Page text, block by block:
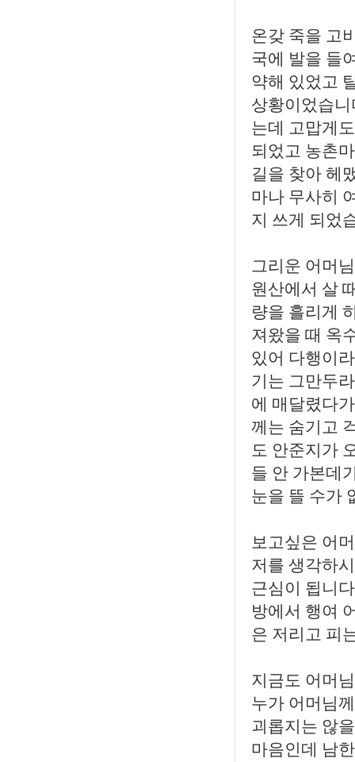
온갖 죽을 고
국에 발을 들
약해 있었고
상황이었습
는데 고맙게
되었고 농촌
길을 찾아 헤
마나 무사히
지 쓰게 되었
그리운 어머
원산에서 살
량을 흘리게
져왔을 때 옥
있어 다행이
기는 그만두
에 매달렸다
께는 숨기고
도 안준지가
들 안 가본데
눈을 뜰 수가
보고싶은 어
저를 생각하
근심이 됩니
방에서 행여
은 저리고 피
지금도 어머
누가 어머님
괴롭지는 않
마음인데 남